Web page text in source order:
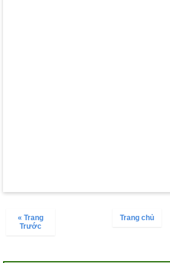
« Trang
Trước
Trang chủ